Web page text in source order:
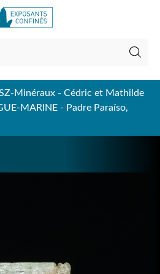
Minéraux - Cédric et Mathilde
MARINE - Padre Paraíso,